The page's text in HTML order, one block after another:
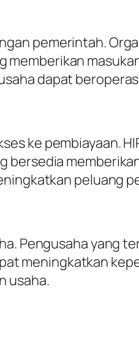
pemerintah.
memberikan
dapat
ke pembiayaan.
bersedia
peluang
Pengusaha yang
meningkatkan
usaha.